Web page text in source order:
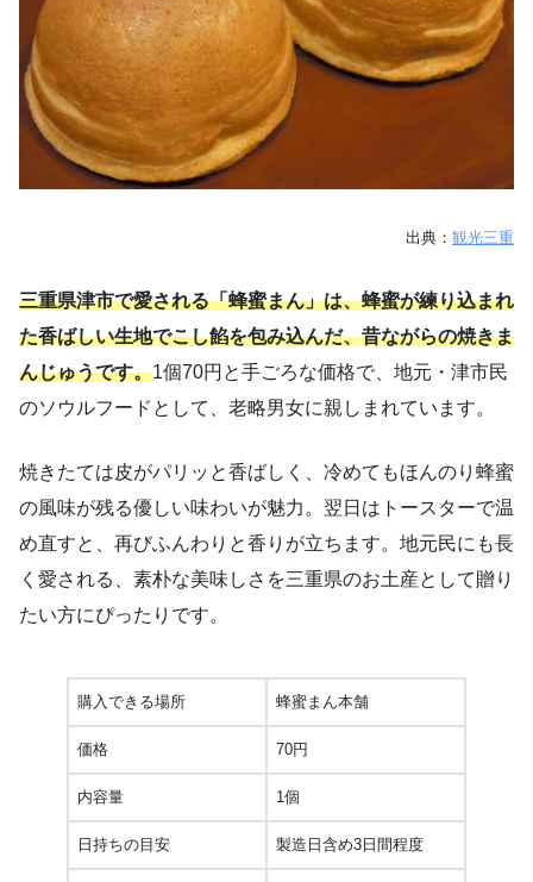
出典： 観光三重
三重県津市で愛される「蜂蜜まん」は、蜂蜜が練り込まれ
た香ばしい生地でこし餡を包み込んだ、昔ながらの焼きま
んじゅうです。1個70円と手ごろな価格で、地元・津市民
のソウルフードとして、老略男女に親しまれています。
焼きたては皮がパリッと香ばしく、冷めてもほんのり蜂蜜
の風味が残る優しい味わいが魅力。翌日はトースターで温
め直すと、再びふんわりと香りが立ちます。地元民にも長
く愛される、素朴な美味しさを三重県のお土産として贈り
たい方にぴったりです。
購入できる場所 蜂蜜まん本舗
価格 70円
内容量 1個
日持ちの目安 製造日含め3日間程度